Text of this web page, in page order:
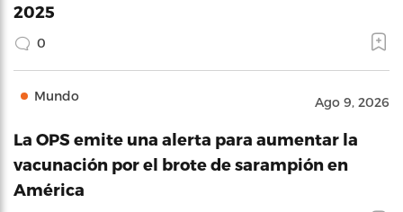
2025
0
Mundo Ago 9, 2026
La OPS emite una alerta para aumentar la
vacunación por el brote de sarampión en
América